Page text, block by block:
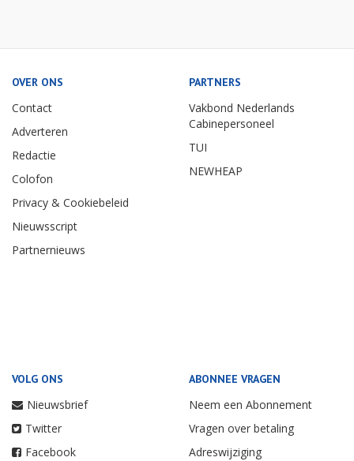
OVER ONS
Contact
Adverteren
Redactie
Colofon
Privacy & Cookiebeleid
Nieuwsscript
Partnernieuws
PARTNERS
Vakbond Nederlands
Cabinepersoneel
TUI
NEWHEAP
VOLG ONS
Nieuwsbrief
Twitter
Facebook
ABONNEE VRAGEN
Neem een Abonnement
Vragen over betaling
Adreswijziging